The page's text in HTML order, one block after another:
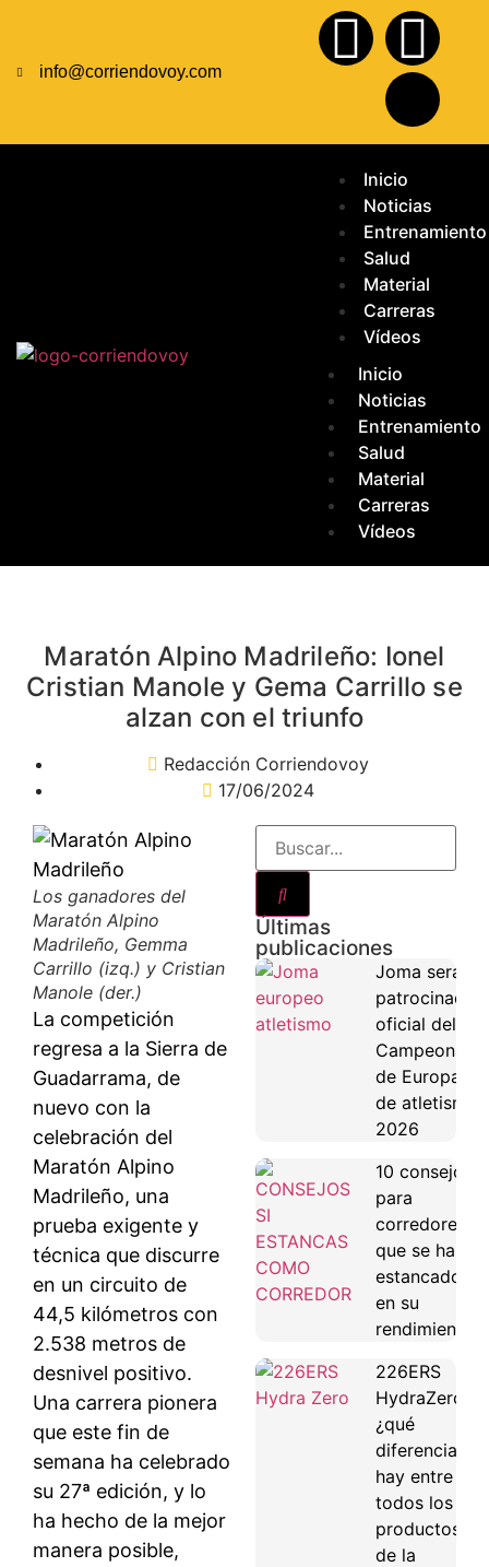
info@corriendovoy.com
Inicio
Noticias
Entrenamiento
Salud
Material
Carreras
Vídeos
Inicio
Noticias
Entrenamiento
Salud
Material
Carreras
Vídeos
Maratón Alpino Madrileño: Ionel
Cristian Manole y Gema Carrillo se
alzan con el triunfo
Redacción Corriendovoy
17/06/2024
Los ganadores del
Maratón Alpino
Madrileño, Gemma
Carrillo (izq.) y Cristian
Manole (der.)
La competición
regresa a la Sierra de
Guadarrama, de
nuevo con la
celebración del
Maratón Alpino
Madrileño, una
prueba exigente y
técnica que discurre
en un circuito de
44,5 kilómetros con
2.538 metros de
desnivel positivo.
Una carrera pionera
que este fin de
semana ha celebrado
su 27ª edición, y lo
ha hecho de la mejor
manera posible,
Últimas
publicaciones
Joma será
patrocinador
oficial del
Campeonato
de Europa
de atletismo
2026
10 consejos
para
corredores
que se han
estancado
en su
rendimiento
226ERS
HydraZero:
¿qué
diferencias
hay entre
todos los
productos
de la